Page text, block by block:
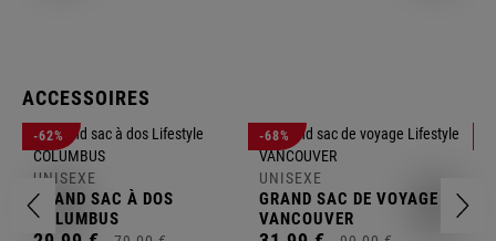
ACCESSOIRES
-62%
UNISEXE
GRAND SAC À DOS
COLUMBUS
-68%
UNISEXE
GRAND SAC DE VOYAGE
VANCOUVER